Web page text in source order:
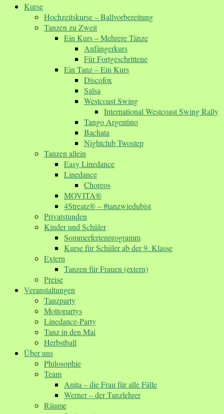
Kurse
Hochzeitskurse – Ballvorbereitung
Tanzen zu Zweit
Ein Kurs – Mehrere Tänze
Anfängerkurs
Für Fortgeschrittene
Ein Tanz – Ein Kurs
Discofox
Salsa
Westcoast Swing
International Westcoast Swing Rally
Tango Argentino
Bachata
Nightclub Twostep
Tanzen allein
Easy Linedance
Linedance
Choreos
MOVITA®
4Streatz® – #tanzwiedubist
Privatstunden
Kinder und Schüler
Sommerferienprogramm
Kurse für Schüler ab der 9. Klasse
Extern
Tanzen für Frauen (extern)
Preise
Veranstaltungen
Tanzparty
Mottopartys
Linedance-Party
Tanz in den Mai
Herbstball
Über uns
Philosophie
Team
Anita – die Frau für alle Fälle
Werner – der Tanzlehrer
Räume